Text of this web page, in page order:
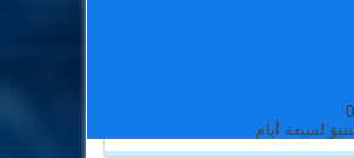
لسبعة أيام